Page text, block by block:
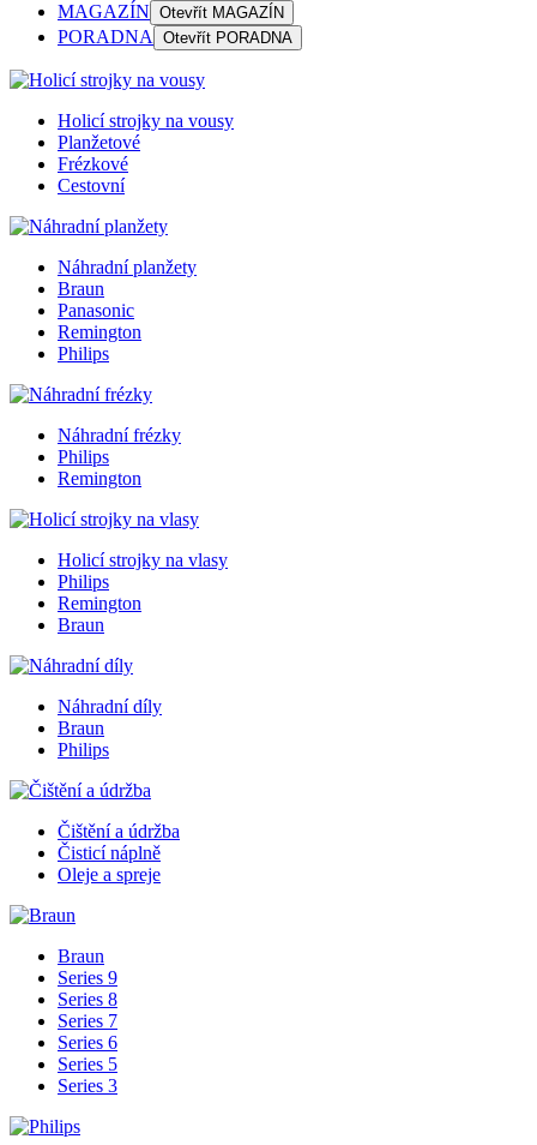
MAGAZÍN Otevřít MAGAZÍN
PORADNA Otevřít PORADNA
Holicí strojky na vousy
Planžetové
Frézkové
Cestovní
Náhradní planžety
Braun
Panasonic
Remington
Philips
Náhradní frézky
Philips
Remington
Holicí strojky na vlasy
Philips
Remington
Braun
Náhradní díly
Braun
Philips
Čištění a údržba
Čisticí náplně
Oleje a spreje
Braun
Series 9
Series 8
Series 7
Series 6
Series 5
Series 3